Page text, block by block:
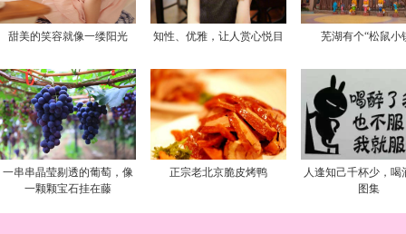
甜美的笑容就像一缕阳光 知性、优雅，让人赏心悦目 芜湖有个“松鼠小
一串串晶莹剔透的葡萄，像
一颗颗宝石挂在藤
正宗老北京脆皮烤鸭
人逢知己千杯少，喝
图集